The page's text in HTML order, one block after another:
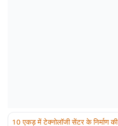
10 एकड़ में टेक्नोलॉजी सेंटर के निर्माण की